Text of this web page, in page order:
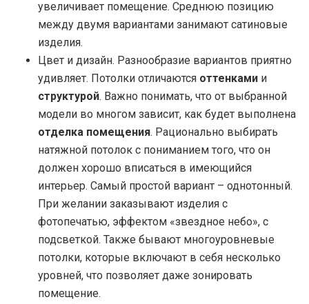
увеличивает помещение. Среднюю позицию
между двумя вариантами занимают сатиновые
изделия.
Цвет и дизайн. Разнообразие вариантов приятно
удивляет. Потолки отличаются оттенками и
структурой. Важно понимать, что от выбранной
модели во многом зависит, как будет выполнена
отделка помещения. Рационально выбирать
натяжной потолок с пониманием того, что он
должен хорошо вписаться в имеющийся
интерьер. Самый простой вариант – однотонный.
При желании заказывают изделия с
фотопечатью, эффектом «звездное небо», с
подсветкой. Также бывают многоуровневые
потолки, которые включают в себя несколько
уровней, что позволяет даже зонировать
помещение.